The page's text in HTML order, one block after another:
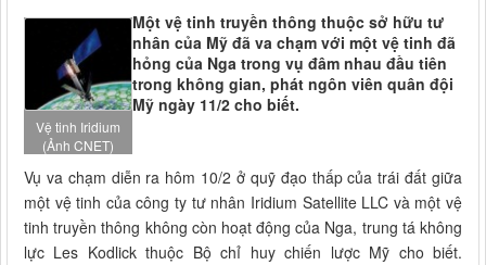
Vệ tinh Iridium
(Ảnh CNET)
Một vệ tinh truyền thông thuộc sở hữu tư
nhân của Mỹ đã va chạm với một vệ tinh đã
hỏng của Nga trong vụ đâm nhau đầu tiên
trong không gian, phát ngôn viên quân đội
Mỹ ngày 11/2 cho biết.
Vụ va chạm diễn ra hôm 10/2 ở quỹ đạo thấp của trái đất giữa
một vệ tinh của công ty tư nhân Iridium Satellite LLC và một vệ
tinh truyền thông không còn hoạt động của Nga, trung tá không
lực Les Kodlick thuộc Bộ chỉ huy chiến lược Mỹ cho biết.